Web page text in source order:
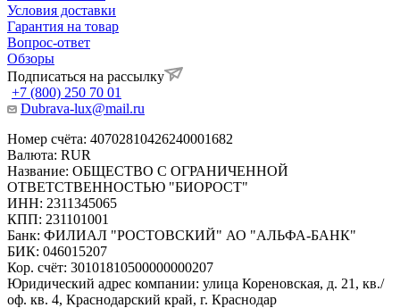
Условия доставки
Гарантия на товар
Вопрос-ответ
Обзоры
Подписаться на рассылку
+7 (800) 250 70 01
Dubrava-lux@mail.ru
Номер счёта: 40702810426240001682
Валюта: RUR
Название: ОБЩЕСТВО С ОГРАНИЧЕННОЙ
ОТВЕТСТВЕННОСТЬЮ "БИОРОСТ"
ИНН: 2311345065
КПП: 231101001
Банк: ФИЛИАЛ "РОСТОВСКИЙ" АО "АЛЬФА-БАНК"
БИК: 046015207
Кор. счёт: 30101810500000000207
Юридический адрес компании: улица Кореновская, д. 21, кв./
оф. кв. 4, Краснодарский край, г. Краснодар